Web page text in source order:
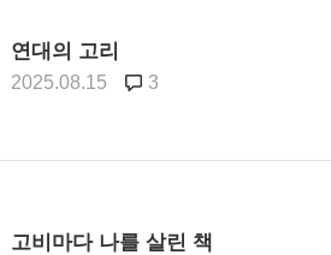
연대의 고리
2025.08.15 3
고비마다 나를 살린 책